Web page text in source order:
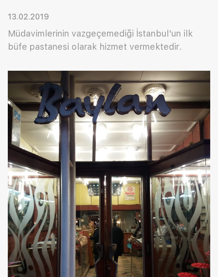
13.02.2019
Müdavimlerinin vazgeçemediği İstanbul'un ilk
büfe pastanesi olarak hizmet vermektedir.